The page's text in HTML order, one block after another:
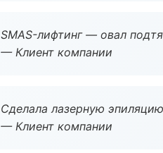
SMAS-лифтинг — овал
— Клиент компании
Сделала лазерную
— Клиент компании